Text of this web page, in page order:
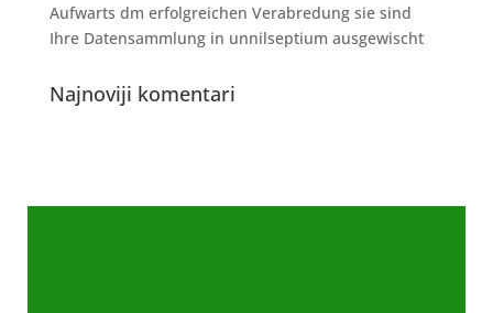
Aufwarts dm erfolgreichen Verabredung sie sind
Ihre Datensammlung in unnilseptium ausgewischt
Najnoviji komentari